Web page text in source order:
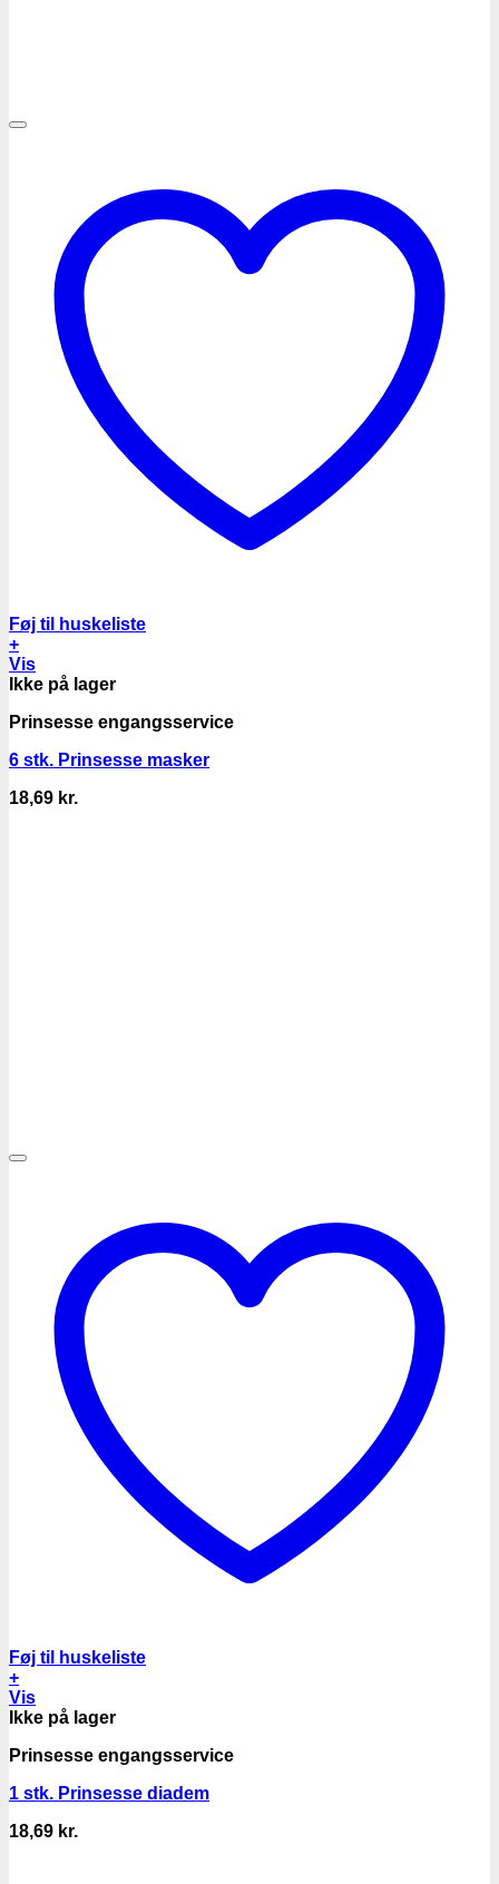
Føj til huskeliste
+
Vis
Ikke på lager
Prinsesse engangsservice
6 stk. Prinsesse masker
18,69 kr.
Føj til huskeliste
+
Vis
Ikke på lager
Prinsesse engangsservice
1 stk. Prinsesse diadem
18,69 kr.